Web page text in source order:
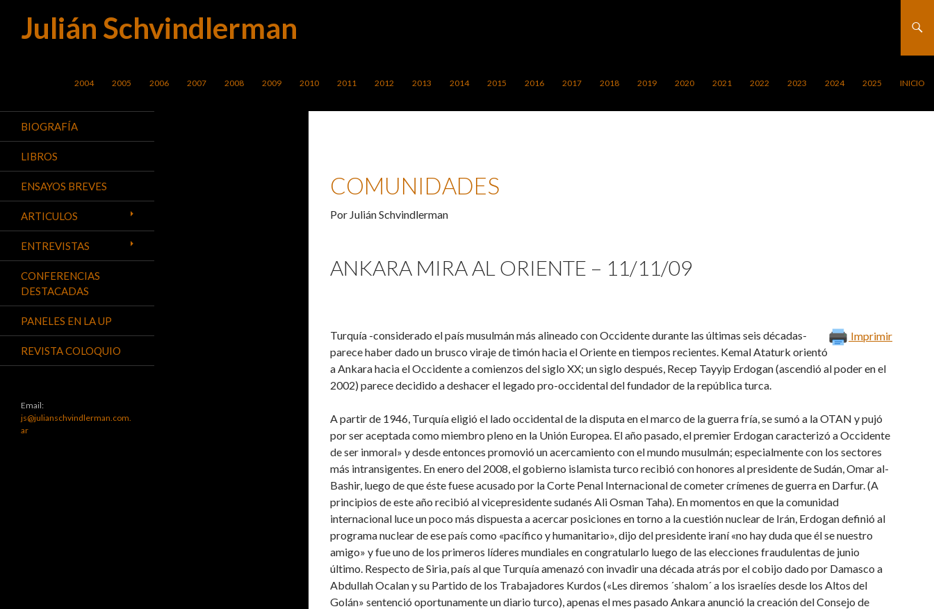
Julián Schvindlerman
Buscar
SALTAR AL CONTENIDO
2004 2005 2006 2007 2008 2009 2010 2011 2012 2013 2014 2015 2016 2017 2018 2019 2020 2021 2022 2023 2024 2025 INICIO
COMUNIDADES
Por Julián Schvindlerman
ANKARA MIRA AL ORIENTE – 11/11/09
Imprimir
Turquía -considerado el país musulmán más alineado con Occidente durante las últimas seis décadas-
parece haber dado un brusco viraje de timón hacia el Oriente en tiempos recientes. Kemal Ataturk orientó
a Ankara hacia el Occidente a comienzos del siglo XX; un siglo después, Recep Tayyip Erdogan (ascendió al poder en el
2002) parece decidido a deshacer el legado pro-occidental del fundador de la república turca.
A partir de 1946, Turquía eligió el lado occidental de la disputa en el marco de la guerra fría, se sumó a la OTAN y pujó
por ser aceptada como miembro pleno en la Unión Europea. El año pasado, el premier Erdogan caracterizó a Occidente
de ser inmoral» y desde entonces promovió un acercamiento con el mundo musulmán; especialmente con los sectores
más intransigentes. En enero del 2008, el gobierno islamista turco recibió con honores al presidente de Sudán, Omar al-
Bashir, luego de que éste fuese acusado por la Corte Penal Internacional de cometer crímenes de guerra en Darfur. (A
principios de este año recibió al vicepresidente sudanés Ali Osman Taha). En momentos en que la comunidad
internacional luce un poco más dispuesta a acercar posiciones en torno a la cuestión nuclear de Irán, Erdogan definió al
programa nuclear de ese país como «pacífico y humanitario», dijo del presidente iraní «no hay duda que él se nuestro
amigo» y fue uno de los primeros líderes mundiales en congratularlo luego de las elecciones fraudulentas de junio
último. Respecto de Siria, país al que Turquía amenazó con invadir una década atrás por el cobijo dado por Damasco a
Abdullah Ocalan y su Partido de los Trabajadores Kurdos («Les diremos ´shalom´ a los israelíes desde los Altos del
Golán» sentenció oportunamente un diario turco), apenas el mes pasado Ankara anunció la creación del Consejo de
BIOGRAFÍA
LIBROS
ENSAYOS BREVES
ARTICULOS
ENTREVISTAS
CONFERENCIAS
DESTACADAS
PANELES EN LA UP
REVISTA COLOQUIO
Email:
js@julianschvindlerman.com.
ar